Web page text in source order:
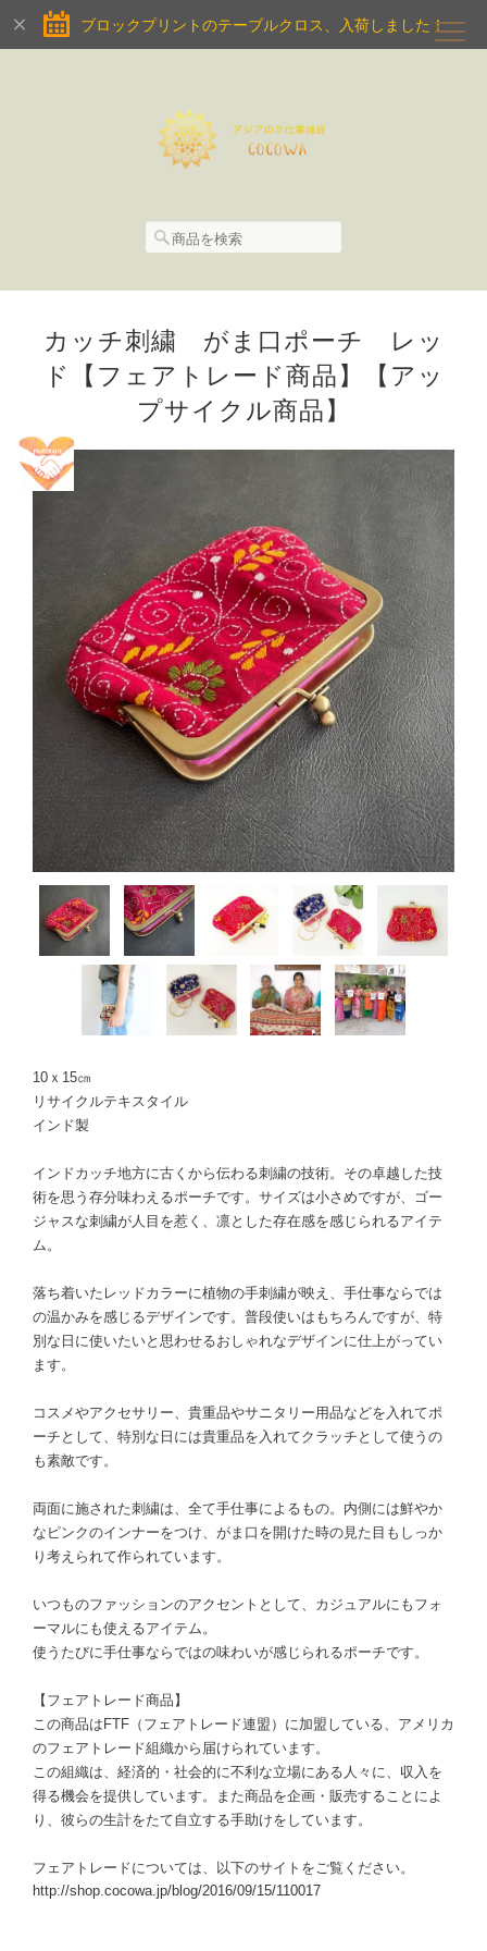
ブロックプリントのテーブルクロス、入荷しました！
カッチ刺繍 がま口ポーチ レッ
ド【フェアトレード商品】【アッ
プサイクル商品】
10ｘ15㎝
リサイクルテキスタイル
インド製
インドカッチ地方に古くから伝わる刺繍の技術。その卓越した技
術を思う存分味わえるポーチです。サイズは小さめですが、ゴー
ジャスな刺繍が人目を惹く、凛とした存在感を感じられるアイテ
ム。
落ち着いたレッドカラーに植物の手刺繍が映え、手仕事ならでは
の温かみを感じるデザインです。普段使いはもちろんですが、特
別な日に使いたいと思わせるおしゃれなデザインに仕上がってい
ます。
コスメやアクセサリー、貴重品やサニタリー用品などを入れてポ
ーチとして、特別な日には貴重品を入れてクラッチとして使うの
も素敵です。
両面に施された刺繍は、全て手仕事によるもの。内側には鮮やか
なピンクのインナーをつけ、がま口を開けた時の見た目もしっか
り考えられて作られています。
いつものファッションのアクセントとして、カジュアルにもフォ
ーマルにも使えるアイテム。
使うたびに手仕事ならではの味わいが感じられるポーチです。
【フェアトレード商品】
この商品はFTF（フェアトレード連盟）に加盟している、アメリカ
のフェアトレード組織から届けられています。
この組織は、経済的・社会的に不利な立場にある人々に、収入を
得る機会を提供しています。また商品を企画・販売することによ
り、彼らの生計をたて自立する手助けをしています。
フェアトレードについては、以下のサイトをご覧ください。
http://shop.cocowa.jp/blog/2016/09/15/110017